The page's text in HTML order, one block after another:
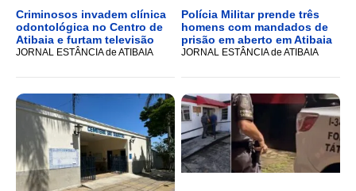
Criminosos invadem clínica
odontológica no Centro de
Atibaia e furtam televisão
JORNAL ESTÂNCIA de ATIBAIA
Polícia Militar prende três
homens com mandados de
prisão em aberto em Atibaia
JORNAL ESTÂNCIA de ATIBAIA